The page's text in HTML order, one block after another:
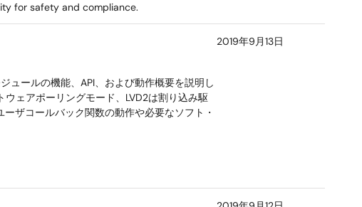
for safety and compliance.
ュールの機能、API、および動作概要を説明し
ウェアポーリングモード、LVD2は割り込み駆
ザコールバック関数の動作や必要なソフト・
2019年9月13日